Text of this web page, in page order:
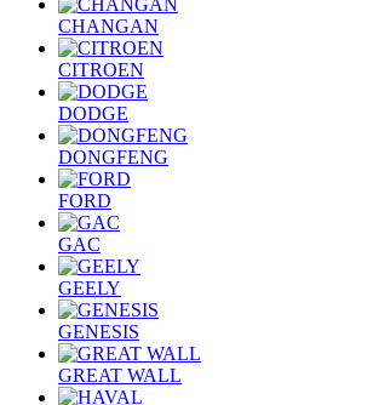
CHANGAN
CITROEN
DODGE
DONGFENG
FORD
GAC
GEELY
GENESIS
GREAT WALL